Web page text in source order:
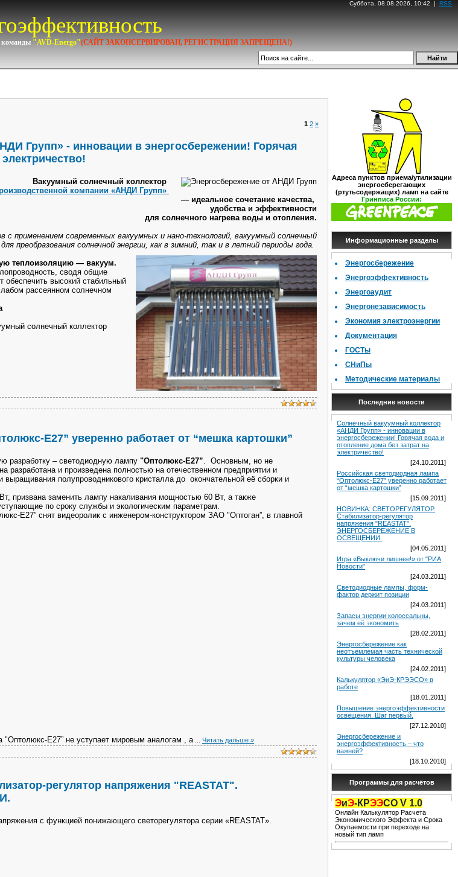
Суббота, 08.08.2026, 10:42 | RSS
"AVD-Energo"(САЙТ ЗАКОНСЕРВИРОВАН, РЕГИСТРАЦИЯ ЗАПРЕЩЕНА!)
1 2 »
Групп» - инновации в энергосбережении! Горячая
Вакуумный солнечный коллектор
компании «АНДИ Групп»
— идеальное сочетание качества,
удобства и эффективности
для солнечного нагрева воды и отопления.
с применением современных вакуумных и нано-технологий, вакуумный солнечный
преобразования солнечной энергии, как в зимний, так и в летний периоды года.
теплоизоляцию — вакуум.
сводя общие
обеспечить высокий стабильный
рассеянном солнечном
солнечный коллектор
Е27” уверенно работает от “мешка картошки”
разработку – светодиодную лампу "Оптолюкс-Е27”. Основным, но не
и произведена полностью на отечественном предприятии и
полупроводникового кристалла до окончательной её сборки и
призвана заменить лампу накаливания мощностью 60 Вт, а также
по сроку службы и экологическим параметрам.
Е27” снят видеоролик с инженером-конструктором ЗАО "Оптоган”, в главной
"Оптолюкс-Е27” не уступает мировым аналогам , а Читать дальше »
регулятор напряжения "REASTAT".
с функцией понижающего светорегулятора серии «REASTAT».
Адреса пунктов приема/утилизации
энергосберегающих
(ртутьсодержащих) ламп на сайте
Гринписа России:
Информационные разделы
Энергосбережение
Энергоэффективность
Энергоаудит
Энергонезависимость
Экономия электроэнергии
Документация
ГОСТы
СНиПы
Методические материалы
Последние новости
Солнечный вакуумный коллектор
«АНДИ Групп» - инновации в
энергосбережении! Горячая вода и
отопление дома без затрат на
электричество!
[24.10.2011]
Российская светодиодная лампа
“Оптолюкс-Е27” уверенно работает
от “мешка картошки”
[15.09.2011]
НОВИНКА: СВЕТОРЕГУЛЯТОР.
Стабилизатор-регулятор
напряжения "REASTAT".
ЭНЕРГОСБЕРЕЖЕНИЕ В
ОСВЕЩЕНИИ.
[04.05.2011]
Игра «Выключи лишнее!» от "РИА
Новости"
[24.03.2011]
Светодиодные лампы, форм-
фактор держит позиции
[24.03.2011]
Запасы энергии колоссальны,
зачем её экономить
[28.02.2011]
Энергосбережение как
неотъемлемая часть технической
культуры человека
[24.02.2011]
Калькулятор «ЭиЭ-КРЭЭСО» в
работе
[18.01.2011]
Повышение энергоэффективности
освещения. Шаг первый.
[27.12.2010]
Энергосбережение и
энергоэффективность – что
важней?
[18.10.2010]
Программы для расчётов
ЭиЭ-КРЭЭСО V 1.0
Онлайн Калькулятор Расчета
Экономического Эффекта и Срока
Окупаемости при переходе на
новый тип ламп